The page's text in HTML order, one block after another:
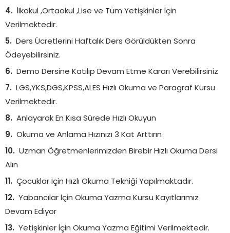
İlkokul ,Ortaokul ,Lise ve Tüm Yetişkinler İçin
Verilmektedir.
Ders Ücretlerini Haftalık Ders Görüldükten Sonra
Ödeyebilirsiniz.
Demo Dersine Katılıp Devam Etme Kararı Verebilirsiniz
LGS,YKS,DGS,KPSS,ALES Hızlı Okuma ve Paragraf Kursu
Verilmektedir.
Anlayarak En Kısa Sürede Hızlı Okuyun
Okuma ve Anlama Hızınızı 3 Kat Arttırın
Uzman Öğretmenlerimizden Birebir Hızlı Okuma Dersi
Alın
Çocuklar İçin Hızlı Okuma Tekniği Yapılmaktadır.
Yabancılar İçin Okuma Yazma Kursu Kayıtlarımız
Devam Ediyor
Yetişkinler İçin Okuma Yazma Eğitimi Verilmektedir.